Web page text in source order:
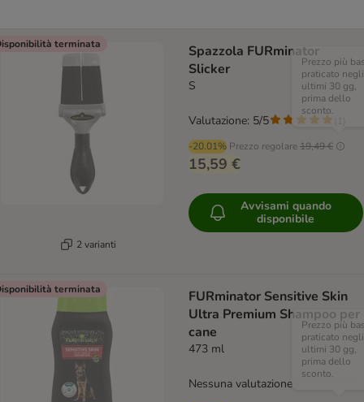
terminata
2 varianti
Spazzola FURminator
Slicker
S
-20.01% Prezzo regolare19,49 €
Prezzo più
praticato negli
ultimi 30 gg,
prima dello
sconto.
15,59 €
Valutazione: 5/5
Avvisami quando
disponibile
terminata
FURminator Sensitive Skin
Ultra Premium Shampoo per
cane
473 ml
Prezzo più
praticato negli
ultimi 30 gg,
prima dello
sconto.
Nessuna valutazione